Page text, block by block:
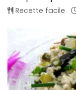
Recette facile